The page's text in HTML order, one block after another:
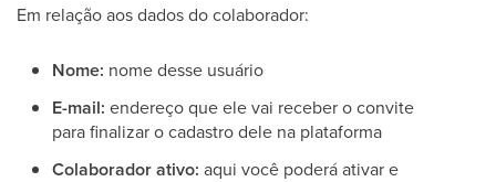
Em relação aos dados do colaborador:
Nome: nome desse usuário
E-mail: endereço que ele vai receber o convite
para finalizar o cadastro dele na plataforma
Colaborador ativo: aqui você poderá ativar e